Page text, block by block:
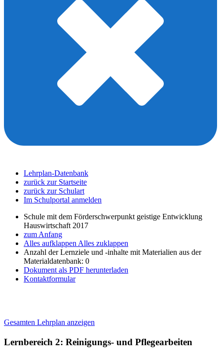
Lehrplan-Datenbank
zurück zur Startseite
zurück zur Schulart
Im Schulportal anmelden
Schule mit dem Förderschwerpunkt geistige Entwicklung
Hauswirtschaft 2017
zum Anfang
Alles aufklappen Alles zuklappen
Anzahl der Lernziele und -inhalte mit Materialien aus der
Materialdatenbank: 0
Dokument als PDF herunterladen
Kontaktformular
Gesamten Lehrplan anzeigen
Lernbereich 2: Reinigungs- und Pflegearbeiten